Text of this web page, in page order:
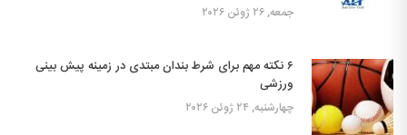
جمعه, ۲۶ ژوئن ۲۰۲۶
۶ نکته مهم برای شرط بندان مبتدی در زمینه پیش بینی
ورزشی
چهارشنبه, ۲۴ ژوئن ۲۰۲۶